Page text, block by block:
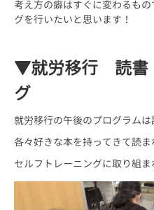
考え方の癖はすぐに変わるも
グを行いたいと思います！
▼就労移行 読書
グ
就労移行の午後のプログラムは
各々好きな本を持ってきて読ま
セルフトレーニングに取り組